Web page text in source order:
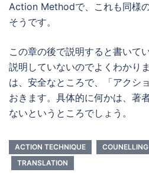
Action Methodで、これも同様
そうです。
この章の後で説明すると書いて
説明していないのでよくわかり
は、安全なところで、「アクシ
おきます。具体的に何かは、著
ないというところでしょう。
ACTION TECHNIQUE COUNELLING
TRANSLATION